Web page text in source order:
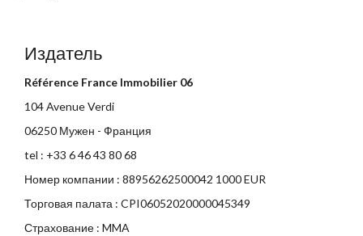
Издатель
Référence France Immobilier 06
104 Avenue Verdi
06250 Мужен - Франция
tel : +33 6 46 43 80 68
Номер компании : 88956262500042 1000 EUR
Торговая палата : CPI06052020000045349
Страхование : MMA